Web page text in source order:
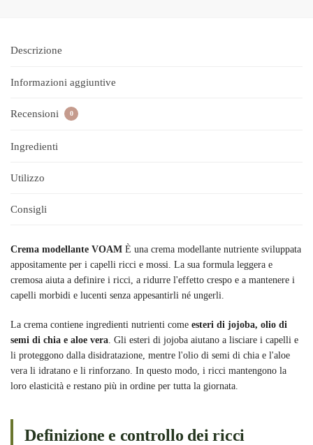
Descrizione
Informazioni aggiuntive
Recensioni 0
Ingredienti
Utilizzo
Consigli
Crema modellante VOAM È una crema modellante nutriente sviluppata
appositamente per i capelli ricci e mossi. La sua formula leggera e
cremosa aiuta a definire i ricci, a ridurre l'effetto crespo e a mantenere i
capelli morbidi e lucenti senza appesantirli né ungerli.
La crema contiene ingredienti nutrienti come esteri di jojoba, olio di
semi di chia e aloe vera . Gli esteri di jojoba aiutano a lisciare i capelli e
li proteggono dalla disidratazione, mentre l'olio di semi di chia e l'aloe
vera li idratano e li rinforzano. In questo modo, i ricci mantengono la
loro elasticità e restano più in ordine per tutta la giornata.
Definizione e controllo dei ricci